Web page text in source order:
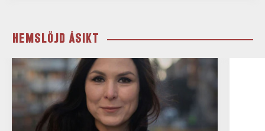
HEMSLÖJD ÅSIKT